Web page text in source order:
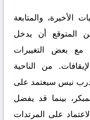
الأخيرة، والمتابعة
المتوقع أن يدخل
مع بعض التغييرات
من الناحية
مدرب نيس سيعتمد على
بينما قد يفضل
على المرتدات